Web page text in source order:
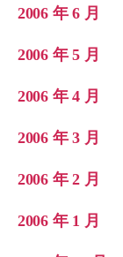
2006 年 6 月
2006 年 5 月
2006 年 4 月
2006 年 3 月
2006 年 2 月
2006 年 1 月